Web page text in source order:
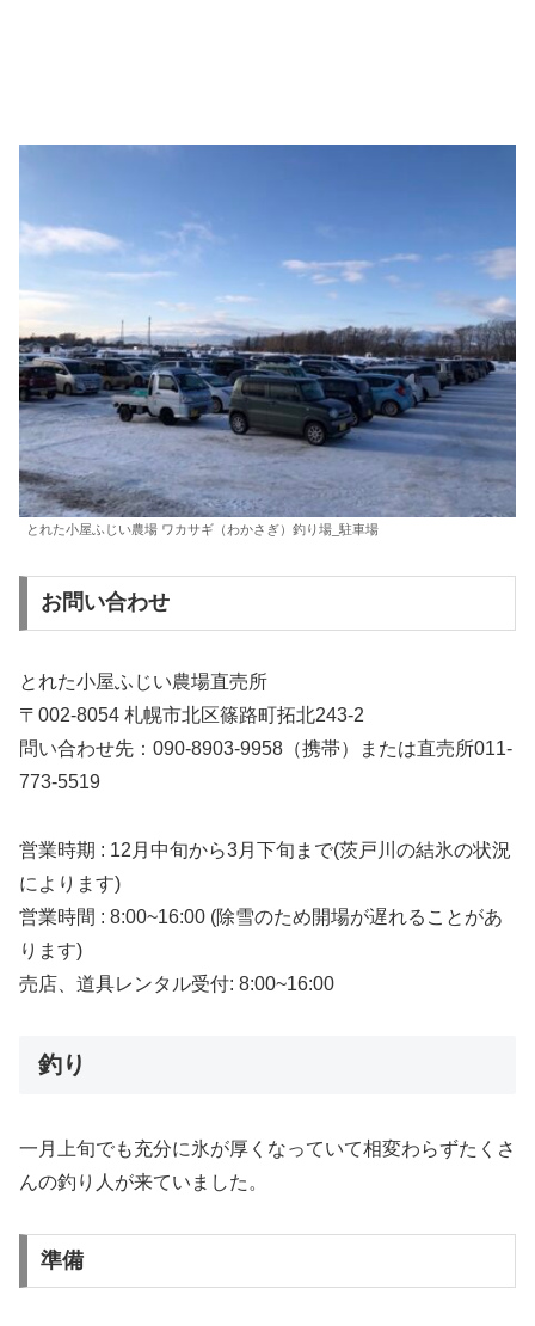
とれた小屋ふじい農場 ワカサギ（わかさぎ）釣り場_駐車場
お問い合わせ
とれた小屋ふじい農場直売所
〒002-8054 札幌市北区篠路町拓北243-2
問い合わせ先：090-8903-9958（携帯）または直売所011-
773-5519
営業時期 : 12月中旬から3月下旬まで(茨戸川の結氷の状況
によります)
営業時間 : 8:00~16:00 (除雪のため開場が遅れることがあ
ります)
売店、道具レンタル受付: 8:00~16:00
釣り
一月上旬でも充分に氷が厚くなっていて相変わらずたくさ
んの釣り人が来ていました。
準備